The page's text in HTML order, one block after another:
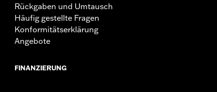
Rückgaben und Umtausch
Häufig gestellte Fragen
Konformitätserklärung
Angebote
FINANZIERUNG